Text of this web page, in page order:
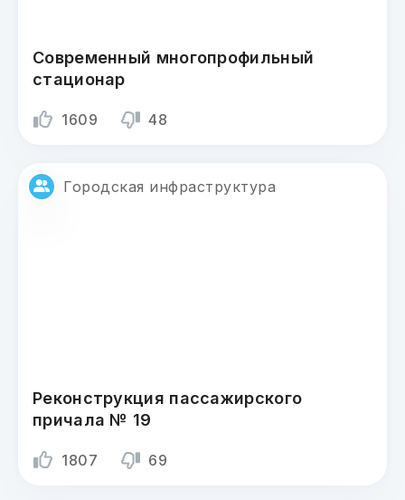
Современный многопрофильный
стационар
1609 48
Городская инфраструктура
Реконструкция пассажирского
причала № 19
1807 69